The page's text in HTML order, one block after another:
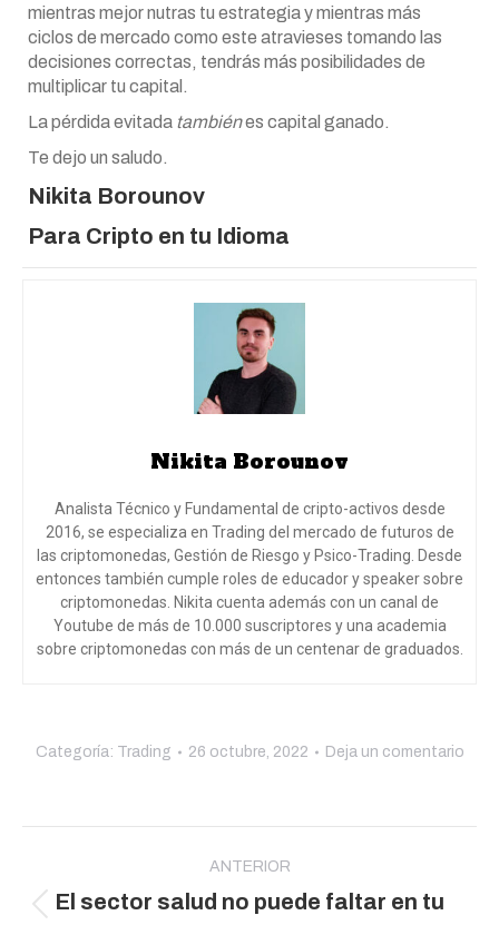
mientras mejor nutras tu estrategia y mientras más
ciclos de mercado como este atravieses tomando las
decisiones correctas, tendrás más posibilidades de
multiplicar tu capital.
La pérdida evitada tambiénes capital ganado.
Te dejo un saludo.
Nikita Borounov
Para Cripto en tu Idioma
Nikita Borounov
Analista Técnico y Fundamental de cripto-activos desde
2016, se especializa en Trading del mercado de futuros de
las criptomonedas, Gestión de Riesgo y Psico-Trading. Desde
entonces también cumple roles de educador y speaker sobre
criptomonedas. Nikita cuenta además con un canal de
Youtube de más de 10.000 suscriptores y una academia
sobre criptomonedas con más de un centenar de graduados.
Categoría: Trading 26 octubre, 2022 Deja un comentario
publicaciones
ANTERIOR
Publicación
El sector salud no puede faltar en tu